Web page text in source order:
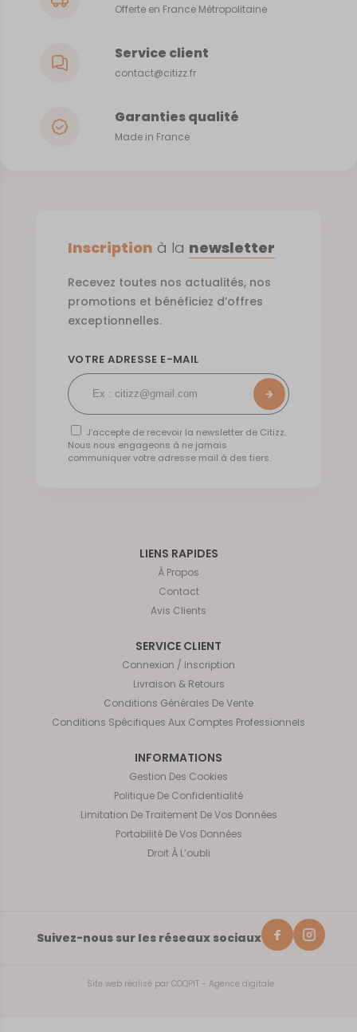
Offerte en France Métropolitaine
Service client
contact@citizz.fr
Garanties qualité
Made in France
LIENS RAPIDES
À Propos
Contact
Avis Clients
SERVICE CLIENT
Connexion / Inscription
Livraison & Retours
Conditions Générales De Vente
Conditions Spécifiques Aux Comptes Professionnels
INFORMATIONS
Gestion Des Cookies
Politique De Confidentialité
Limitation De Traitement De Vos Données
Portabilité De Vos Données
Droit À L’oubli
Suivez-nous sur les réseaux sociaux
Site web réalisé par COQPIT - Agence digitale
Inscription à la newsletter
Recevez toutes nos actualités, nos
promotions et bénéficiez d’offres
exceptionnelles.
VOTRE ADRESSE E-MAIL
J’accepte de recevoir la newsletter de Citizz.
Nous nous engageons à ne jamais
communiquer votre adresse mail à des tiers.